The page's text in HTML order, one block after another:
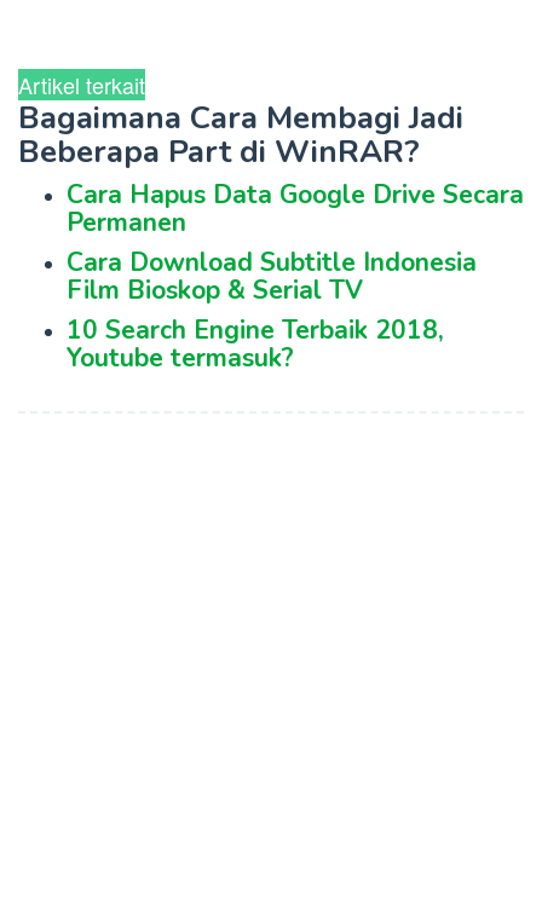
Artikel terkait
Bagaimana Cara Membagi Jadi
Beberapa Part di WinRAR?
Cara Hapus Data Google Drive Secara
Permanen
Cara Download Subtitle Indonesia
Film Bioskop & Serial TV
10 Search Engine Terbaik 2018,
Youtube termasuk?